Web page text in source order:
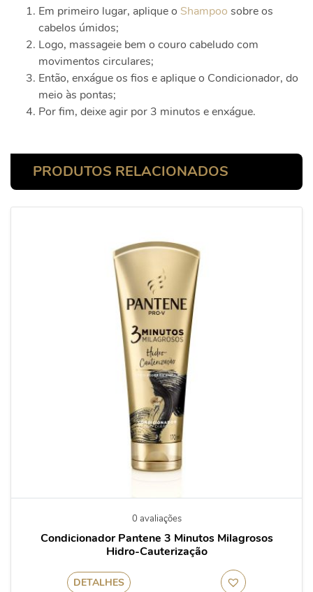
Em primeiro lugar, aplique o Shampoo sobre os
cabelos úmidos;
Logo, massageie bem o couro cabeludo com
movimentos circulares;
Então, enxágue os fios e aplique o Condicionador, do
meio às pontas;
Por fim, deixe agir por 3 minutos e enxágue.
PRODUTOS RELACIONADOS
0 avaliações
Condicionador Pantene 3 Minutos Milagrosos
Hidro-Cauterização
DETALHES